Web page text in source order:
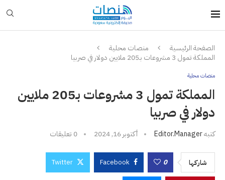
الصفحة الرئيسية
منصات محلية
المملكة تمول 3 مشروعات بـ205 ملايين دولار في صربيا
منصات محلية
المملكة تمول 3 مشروعات بـ205 ملايين
دولار في صربيا
كتبهEditor.manager أكتوبر 16, 2024 0 تعليقات
شاركها 0
Facebook
Twitter